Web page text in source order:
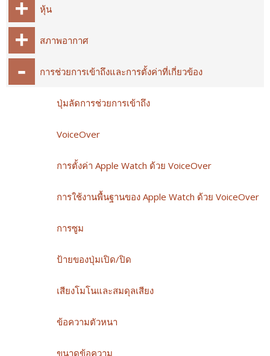
หุ้น
สภาพอากาศ
การช่วยการเข้าถึงและการตั้งค่าที่เกี่ยวข้อง
ปุ่มลัดการช่วยการเข้าถึง
VoiceOver
การตั้งค่า Apple Watch ด้วย VoiceOver
การใช้งานพื้นฐานของ Apple Watch ด้วย VoiceOver
การซูม
ป้ายของปุ่มเปิด/ปิด
เสียงโมโนและสมดุลเสียง
ข้อความตัวหนา
ขนาดข้อความ